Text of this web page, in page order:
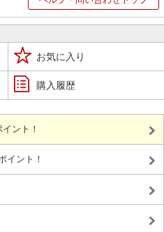
お気に入り
購入履歴
ント！
イント！